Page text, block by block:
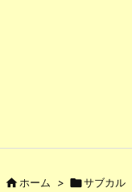
ホーム > サブカル